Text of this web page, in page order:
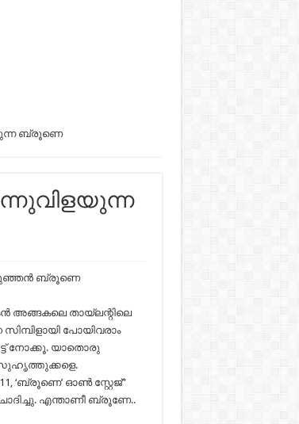
ബ്രൂണെ
ബ്രൂണെ
അങ്ങകലെ തായ്‌ലന്റിലെ
പോയിവരാം
നോക്കൂ. യാതൊരു
‘ബ്രൂണെ’ ഓൺ സ്റ്റേജ്”
എന്താണീ ബ്രൂണേ..